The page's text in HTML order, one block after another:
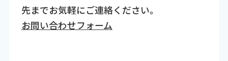
先までお気軽にご連絡ください。
お問い合わせフォーム